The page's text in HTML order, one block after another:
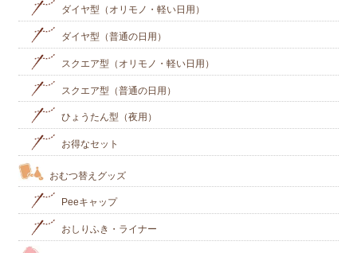
ダイヤ型（オリモノ・軽い日用）
ダイヤ型（普通の日用）
スクエア型（オリモノ・軽い日用）
スクエア型（普通の日用）
ひょうたん型（夜用）
お得なセット
おむつ替えグッズ
Peeキャップ
おしりふき・ライナー